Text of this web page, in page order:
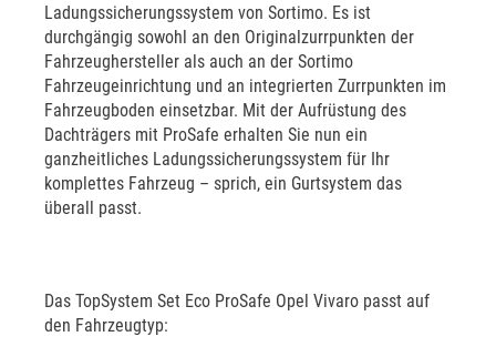
Ladungssicherungssystem von Sortimo. Es ist
durchgängig sowohl an den Originalzurrpunkten der
Fahrzeughersteller als auch an der Sortimo
Fahrzeugeinrichtung und an integrierten Zurrpunkten im
Fahrzeugboden einsetzbar. Mit der Aufrüstung des
Dachträgers mit ProSafe erhalten Sie nun ein
ganzheitliches Ladungssicherungssystem für Ihr
komplettes Fahrzeug – sprich, ein Gurtsystem das
überall passt.
Das TopSystem Set Eco ProSafe Opel Vivaro passt auf
den Fahrzeugtyp: